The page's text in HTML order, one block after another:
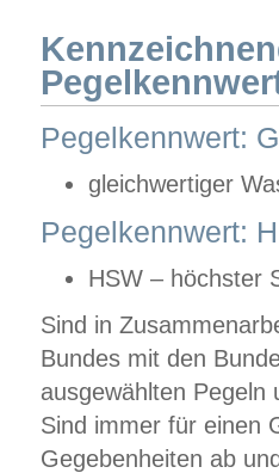
Pegelkennwert:
gleichwertiger
Pegelkennwert:
HSW – höchster
Sind in
Bundes mit den
ausgewählten
Sind immer für einen
Gegebenheiten ab